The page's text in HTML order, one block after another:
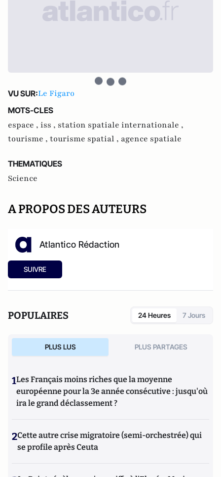
VU SUR:Le Figaro
MOTS-CLES
espace , iss , station spatiale internationale ,
tourisme , tourisme spatial , agence spatiale
THEMATIQUES
Science
A PROPOS DES AUTEURS
Atlantico Rédaction
SUIVRE
POPULAIRES 24 Heures 7 Jours
PLUS LUS PLUS PARTAGES
1Les Français moins riches que la moyenne
européenne pour la 3e année consécutive : jusqu'où
ira le grand déclassement ?
2Cette autre crise migratoire (semi-orchestrée) qui
se profile après Ceuta